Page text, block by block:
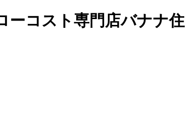
ーコスト専門店バナナ住